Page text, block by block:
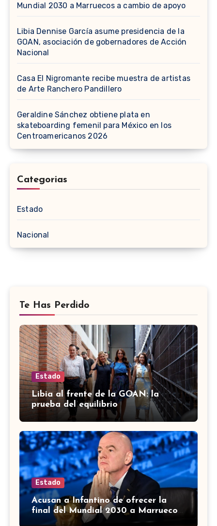
Mundial 2030 a Marruecos a cambio de apoyo
Libia Dennise García asume presidencia de la
GOAN, asociación de gobernadores de Acción
Nacional
Casa El Nigromante recibe muestra de artistas
de Arte Ranchero Pandillero
Geraldine Sánchez obtiene plata en
skateboarding femenil para México en los
Centroamericanos 2026
Categorias
Estado
Nacional
Te Has Perdido
Estado
Libia al frente de la GOAN: la
prueba del equilibrio
Estado
Acusan a Infantino de ofrecer la
final del Mundial 2030 a Marruecos
a cambio de apoyo